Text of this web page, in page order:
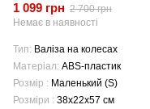
синій
1 099 грн 2 700 грн
Немає в наявності
Тип Валіза на колесах
Матеріал ABS-пластик
Розмір
Маленький (S)
Розміри
38х22х57 см